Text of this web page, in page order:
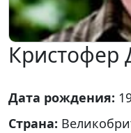
Кристофер
Дата рождения:
Страна: